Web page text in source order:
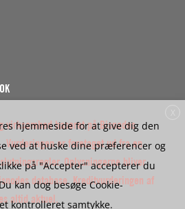
hjemmeside for at give dig den
ved at huske dine præferencer og
på "Accepter" accepterer du
kan dog besøge Cookie-
kontrolleret samtykke.